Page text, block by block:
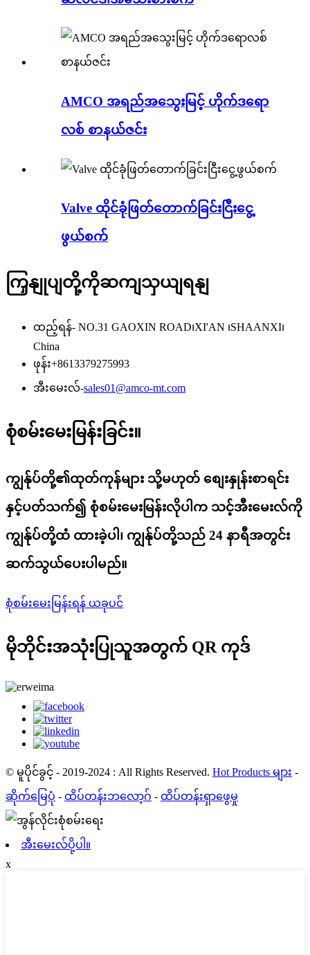
AMCO အရည်အသွေးမြင့် ဟိုက်ဒရော
လစ် စာနယ်ဇင်း
Valve ထိုင်ခုံဖြတ်တောက်ခြင်းငြီးငွေ့
ဖွယ်စက်
ကြှနျုပျတို့ကိုဆကျသှယျရနျ
ထည့်ရန်- NO.31 GAOXIN ROAD၊XI'AN ၊SHAANXI၊
China
ဖုန်း+8613379275993
အီးမေးလ်-sales01@amco-mt.com
စုံစမ်းမေးမြန်းခြင်း။
ကျွန်ုပ်တို့၏ထုတ်ကုန်များ သို့မဟုတ် စျေးနှုန်းစာရင်း
နှင့်ပတ်သက်၍ စုံစမ်းမေးမြန်းလိုပါက သင့်အီးမေးလ်ကို
ကျွန်ုပ်တို့ထံ ထားခဲ့ပါ၊ ကျွန်ုပ်တို့သည် 24 နာရီအတွင်း
ဆက်သွယ်ပေးပါမည်။
စုံစမ်းမေးမြန်းရန် ယခုပင်
မိုဘိုင်းအသုံးပြုသူအတွက် QR ကုဒ်
© မူပိုင်ခွင့် - 2019-2024 : All Rights Reserved. Hot Products များ -
ဆိုက်မြေပုံ - ထိပ်တန်းဘလော့ဂ် - ထိပ်တန်းရှာဖွေမှု
အီးမေးလ်ပို့ပါ။
x